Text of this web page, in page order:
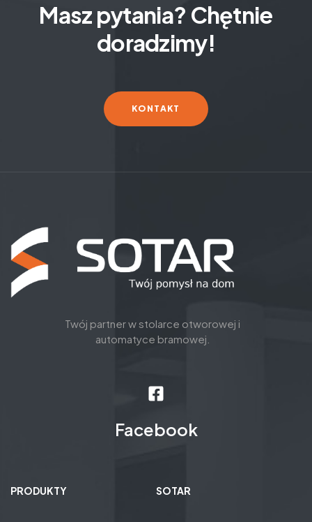
Masz pytania? Chętnie
doradzimy!
KONTAKT
Twój partner w stolarce otworowej i
automatyce bramowej.
Facebook
PRODUKTY SOTAR